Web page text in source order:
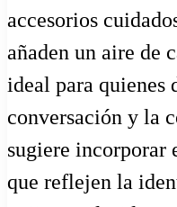
accesorios
añaden un aire de
ideal para quienes
conversación y la
sugiere incorporar
que reflejen la